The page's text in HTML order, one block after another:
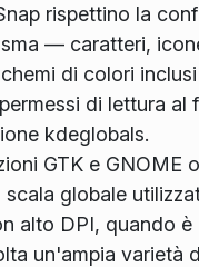
rispettino la
— caratteri,
di colori
di lettura al
kdeglobals.
GTK e GNOME
globale
alto DPI, quando è
un'ampia varietà